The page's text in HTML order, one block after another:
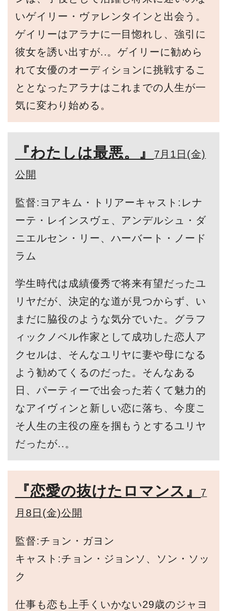
いゲイリー・ヴァレンタインと出会う。
ゲイリーはアラナに一目惚れし、強引に
彼女を誘い出すが..。ゲイリーに勧めら
れて女優のオーディションに挑戦するこ
ととなったアラナはこれまでの人生が一
気に変わり始める。
『わたしは最悪。』
7月1日(金)
公開
監督:ヨアキム・トリアーキャスト:レナ
ーテ・レインスヴェ、アンデルシュ・ダ
ニエルセン・リー、ハーバート・ノード
ラム
学生時代は成績優秀で将来有望だったユ
リヤだが、決定的な道が見つからず、い
まだに脇役のような気分でいた。グラフ
ィックノベル作家として成功した恋人ア
クセルは、そんなユリヤに妻や母になる
よう勧めてくるのだった。そんなある
日、パーティーで出会った若くて魅力的
なアイヴィンと新しい恋に落ち、今度こ
そ人生の主役の座を掴もうとするユリヤ
だったが..。
『恋愛の抜けたロマンス』
7
月8日(金)公開
監督:チョン・ガヨン
キャスト:チョン・ジョンソ、ソン・ソッ
ク
仕事も恋も上手くいかない29歳のジャヨ